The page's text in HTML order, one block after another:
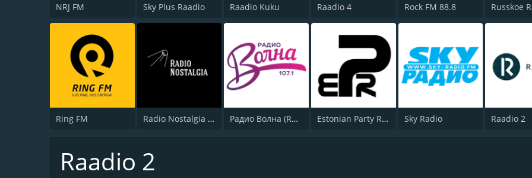
NRJ FM Sky Plus Raadio Raadio Kuku Raadio 4 Rock FM 88.8 Russkoe
Ring FM Radio Nostalgia (Estonia) Радио Волна (Radio Volna) Estonian Party Radio Sky Radio Raadio 2
Raadio 2